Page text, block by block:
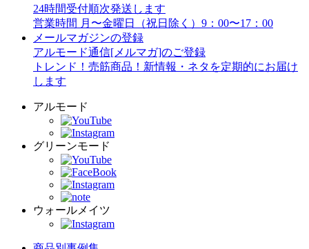
24時間受付順次発送します
営業時間 月〜金曜日（祝日除く）9：00〜17：00
メールマガジンの登録
アルモード通信[メルマガ]のご登録
トレンド！売筋商品！新情報・ネタを定期的にお届け
します
アルモード
グリーンモード
ウォールメイツ